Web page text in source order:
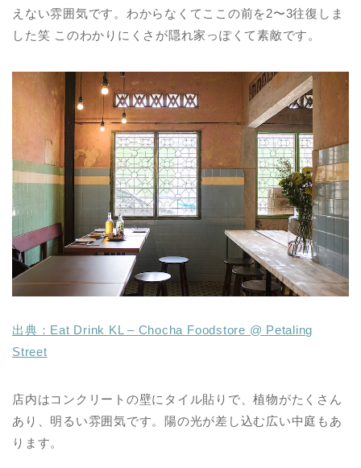
えない雰囲気です。わからなくてここの前を2〜3往復しま
した笑 このわかりにくさが隠れ家っぽくて素敵です。
出典：Eat Drink KL – Chocha Foodstore @ Petaling
Street
店内はコンクリートの壁にタイル貼りで、植物がたくさん
あり、明るい雰囲気です。陽の光が差し込む広い中庭もあ
ります。